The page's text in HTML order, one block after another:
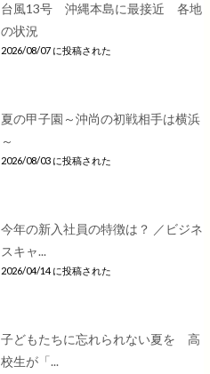
台風13号 沖縄本島に最接近 各地
の状況
2026/08/07 に投稿された
夏の甲子園～沖尚の初戦相手は横浜
～
2026/08/03 に投稿された
今年の新入社員の特徴は？ ／ビジネ
スキャ...
2026/04/14 に投稿された
子どもたちに忘れられない夏を 高
校生が「...